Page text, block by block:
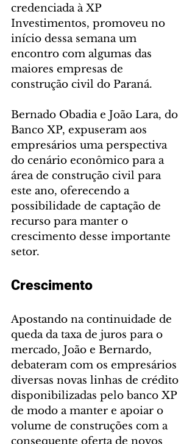
credenciada à XP
Investimentos, promoveu no
início dessa semana um
encontro com algumas das
maiores empresas de
construção civil do Paraná.
Bernado Obadia e João Lara, do
Banco XP, expuseram aos
empresários uma perspectiva
do cenário econômico para a
área de construção civil para
este ano, oferecendo a
possibilidade de captação de
recurso para manter o
crescimento desse importante
setor.
Crescimento
Apostando na continuidade de
queda da taxa de juros para o
mercado, João e Bernardo,
debateram com os empresários
diversas novas linhas de crédito
disponibilizadas pelo banco XP
de modo a manter e apoiar o
volume de construções com a
consequente oferta de novos